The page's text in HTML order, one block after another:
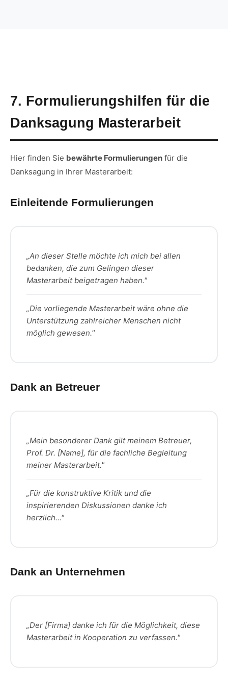
7. Formulierungshilfen für die
Danksagung Masterarbeit
Hier finden Sie bewährte Formulierungen für die
Danksagung in Ihrer Masterarbeit:
Einleitende Formulierungen
„An dieser Stelle möchte ich mich bei allen
bedanken, die zum Gelingen dieser
Masterarbeit beigetragen haben."
„Die vorliegende Masterarbeit wäre ohne die
Unterstützung zahlreicher Menschen nicht
möglich gewesen."
Dank an Betreuer
„Mein besonderer Dank gilt meinem Betreuer,
Prof. Dr. [Name], für die fachliche Begleitung
meiner Masterarbeit."
„Für die konstruktive Kritik und die
inspirierenden Diskussionen danke ich
herzlich..."
Dank an Unternehmen
„Der [Firma] danke ich für die Möglichkeit, diese
Masterarbeit in Kooperation zu verfassen."